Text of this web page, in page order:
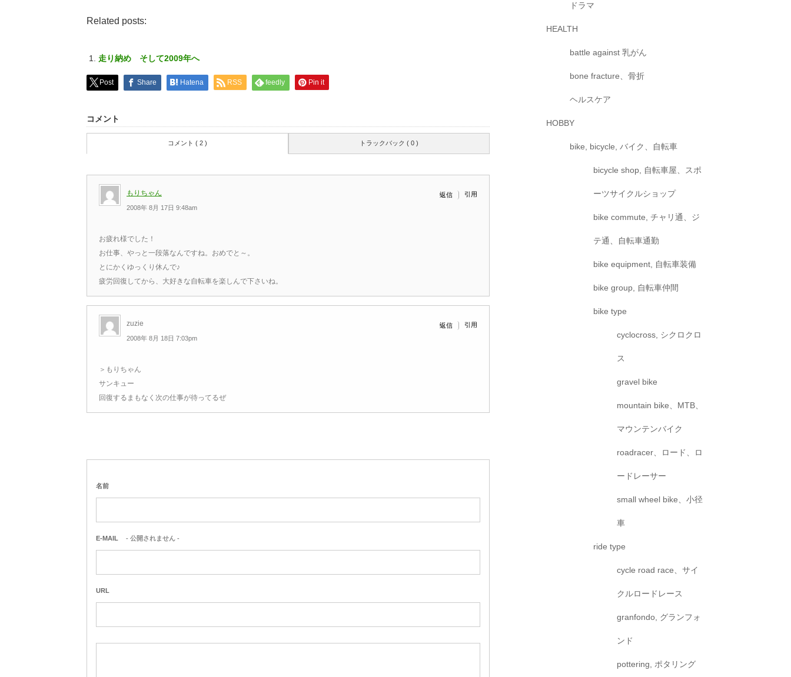
Related posts:
走り納め そして2009年へ
Post Share Hatena RSS feedly Pin it
コメント
コメント ( 2 ) トラックバック ( 0 )
もりちゃん
2008年 8月 17日 9:48am
返信 引用
お疲れ様でした！
お仕事、やっと一段落なんですね。おめでと～。
とにかくゆっくり休んで♪
疲労回復してから、大好きな自転車を楽しんで下さいね。
zuzie
2008年 8月 18日 7:03pm
返信 引用
＞もりちゃん
サンキュー
回復するまもなく次の仕事が待ってるぜ
名前
E-MAIL - 公開されません -
URL
ドラマ
HEALTH
battle against 乳がん
bone fracture、骨折
ヘルスケア
HOBBY
bike, bicycle, バイク、自転車
bicycle shop, 自転車屋、スポ
ーツサイクルショップ
bike commute, チャリ通、ジ
テ通、自転車通勤
bike equipment, 自転車装備
bike group, 自転車仲間
bike type
cyclocross, シクロクロ
ス
gravel bike
mountain bike、MTB、
マウンテンバイク
roadracer、ロード、ロ
ードレーサー
small wheel bike、小径
車
ride type
cycle road race、サイ
クルロードレース
granfondo, グランフォ
ンド
pottering, ポタリング